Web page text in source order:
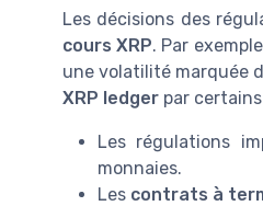
Les décisions des
cours XRP. Par
une volatilité marquée
XRP ledger par
Les régulations
monnaies.
Les contrats à